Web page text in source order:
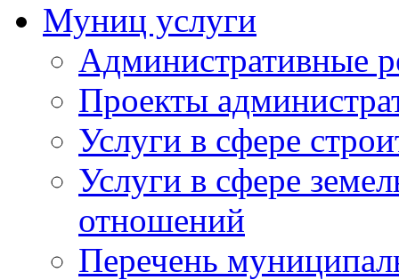
Муниц услуги
Административные
Проекты
Услуги в сфере
Услуги в сфере
отношений
Перечень